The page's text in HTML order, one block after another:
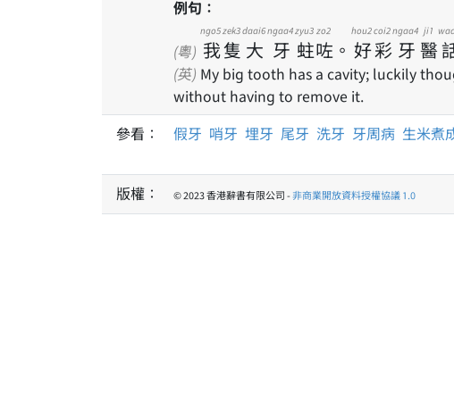
例句：
(粵) 我
ngo5
隻
zek3
大
daai6
牙
ngaa4
蛀
zyu3
咗
zo2
。 好
hou2
彩
coi2
牙
ngaa4
醫
ji1
(英) My big tooth has a cavity; luckily
without having to remove it.
參看：
假牙 哨牙 埋牙 尾牙 洗牙 牙周病 生米煮
版權： © 2023 香港辭書有限公司 -非商業開放資料授權協議 1.0